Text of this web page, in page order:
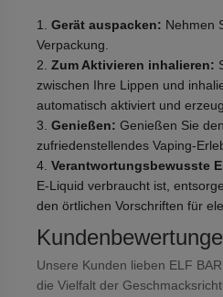
Gerät auspacken: Nehmen
Verpackung.
Zum Aktivieren inhalieren:
zwischen Ihre Lippen und
automatisch aktiviert und
Genießen: Genießen Sie
zufriedenstellendes Vaping-
Verantwortungsbewusste
E-Liquid verbraucht ist,
den örtlichen Vorschriften für
Unsere Kunden lieben ELF
die Vielfalt der